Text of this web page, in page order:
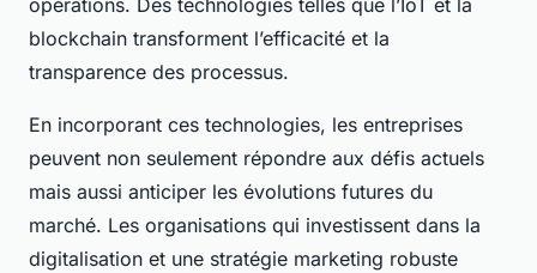
opérations. Des technologies telles que l’IoT et la
blockchain transforment l’efficacité et la
transparence des processus.
En incorporant ces technologies, les entreprises
peuvent non seulement répondre aux défis actuels
mais aussi anticiper les évolutions futures du
marché. Les organisations qui investissent dans la
digitalisation et une stratégie marketing robuste